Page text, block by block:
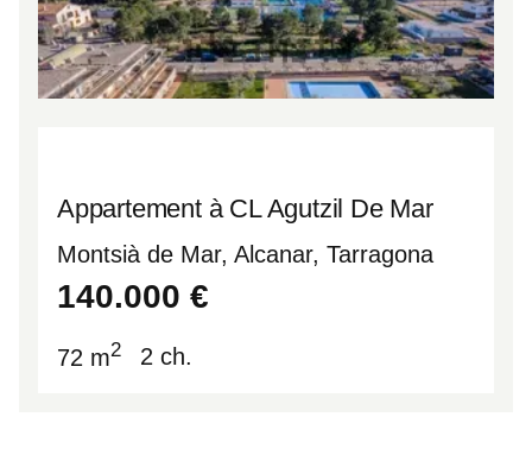
Appartement à CL Agutzil De Mar
Montsià de Mar, Alcanar, Tarragona
40.6029
0.5694
140.000 €
72 m2 2 ch.